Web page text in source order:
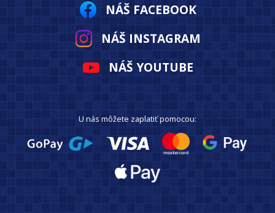
NÁŠ FACEBOOK
NÁŠ INSTAGRAM
NÁŠ YOUTUBE
U nás môžete zaplatiť pomocou: